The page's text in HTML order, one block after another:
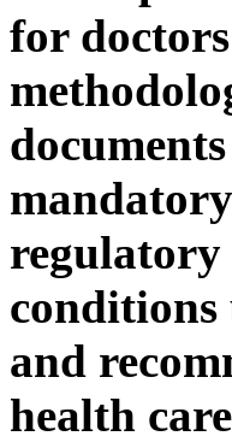
for
conditions
and
health